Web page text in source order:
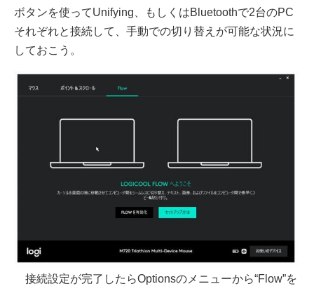
ボタンを使ってUnifying、もしくはBluetoothで2台のPC
それぞれと接続して、手動での切り替えが可能な状況に
しておこう。
接続設定が完了したらOptionsのメニューから“Flow”を